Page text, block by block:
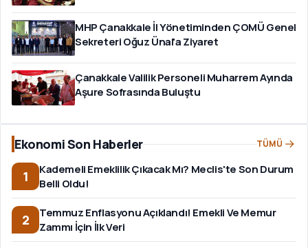
MHP Çanakkale İl Yönetiminden ÇOMÜ Genel
Sekreteri Oğuz Ünal'a Ziyaret
Çanakkale Valilik Personeli Muharrem Ayında
Aşure Sofrasında Buluştu
Ekonomi Son Haberler TÜMÜ
1
Kademeli Emeklilik Çıkacak Mı? Meclis'te Son Durum
Belli Oldu!
2
Temmuz Enflasyonu Açıklandı! Emekli Ve Memur
Zammı İçin İlk Veri